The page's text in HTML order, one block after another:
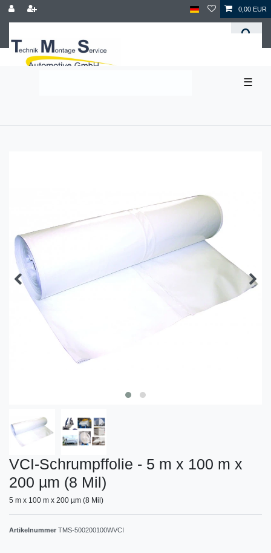
0,00 EUR
☰
VCI-Schrumpffolie - 5 m x 100 m x
200 µm (8 Mil)
5 m x 100 m x 200 µm (8 Mil)
Artikelnummer TMS-500200100WVCI